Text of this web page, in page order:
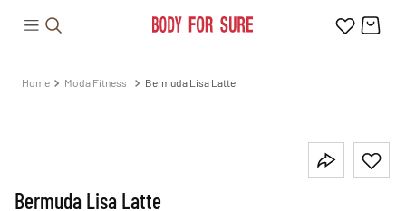
Moda Fitness Bermuda Lisa Latte
Bermuda Lisa Latte